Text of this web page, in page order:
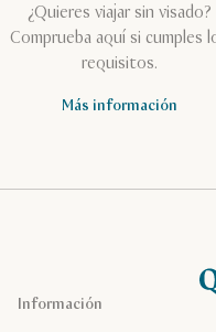
¿Quieres viajar sin visado?
Comprueba aquí si cumples
requisitos.
Más información
Información